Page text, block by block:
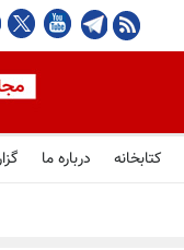
کتابخانه درباره ما